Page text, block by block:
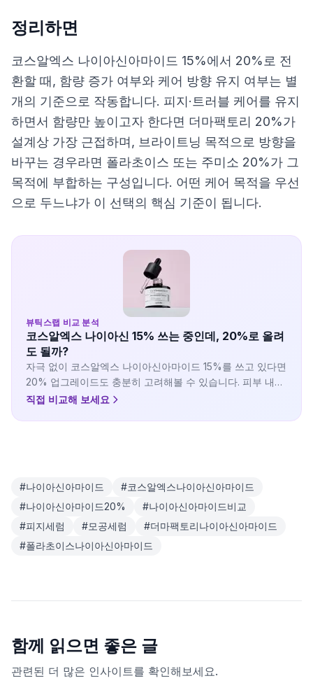
정리하면
코스알엑스 나이아신아마이드 15%에서 20%로 전
환할 때, 함량 증가 여부와 케어 방향 유지 여부는 별
개의 기준으로 작동합니다. 피지·트러블 케어를 유지
하면서 함량만 높이고자 한다면 더마팩토리 20%가
설계상 가장 근접하며, 브라이트닝 목적으로 방향을
바꾸는 경우라면 폴라초이스 또는 주미소 20%가 그
목적에 부합하는 구성입니다. 어떤 케어 목적을 우선
으로 두느냐가 이 선택의 핵심 기준이 됩니다.
뷰틱스랩 비교 분석
코스알엑스 나이아신 15% 쓰는 중인데, 20%로 올려
도 될까?
자극 없이 코스알엑스 나이아신아마이드 15%를 쓰고 있다면
20% 업그레이드도 충분히 고려해볼 수 있습니다. 피부 내성
이 생긴 분들이 많이 선택하는 20% 제품들과 비교합니다.
직접 비교해 보세요
#나이아신아마이드 #코스알엑스나이아신아마이드
#나이아신아마이드20% #나이아신아마이드비교
#피지세럼 #모공세럼 #더마팩토리나이아신아마이드
#폴라초이스나이아신아마이드
함께 읽으면 좋은 글
관련된 더 많은 인사이트를 확인해보세요.